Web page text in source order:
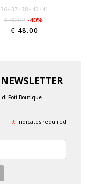
36 37 38 40 41
€ 80.00 -40%
€ 48.00
di Foti Boutique
*indicates required